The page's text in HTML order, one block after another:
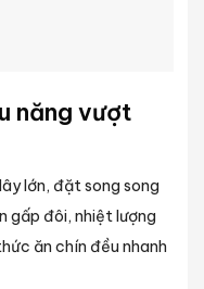
năng vượt
lớn, đặt song song
gấp đôi, nhiệt lượng
ăn chín đều nhanh